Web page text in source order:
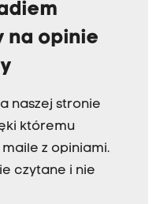
na opinie
naszej stronie
któremu
z opiniami.
czytane i nie